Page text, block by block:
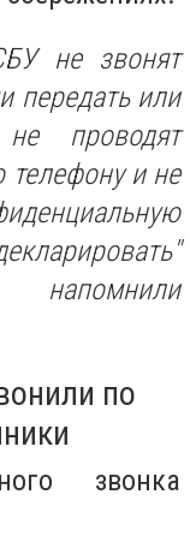
не звонят
передать или
не проводят
телефону и не
по
звонка